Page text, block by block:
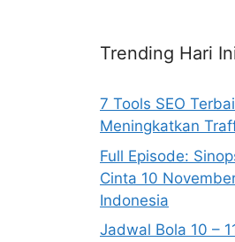
Trending Hari
7 Tools SEO
Meningkatkan
Full Episode:
Cinta 10
Indonesia
Jadwal Bola 10 –